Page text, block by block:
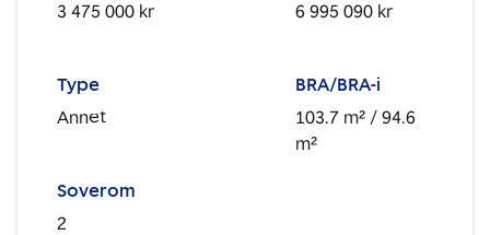
3 475 000 kr
6 995 090 kr
Type
Annet
BRA/BRA-i
103.7 m² / 94.6
m²
Soverom
2